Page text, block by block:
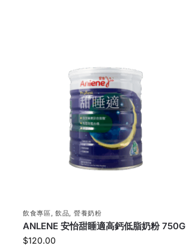
飲食專區 ,飲品 營養奶粉
ANLENE 安怡甜睡適高鈣低脂奶粉 750G
$120.00